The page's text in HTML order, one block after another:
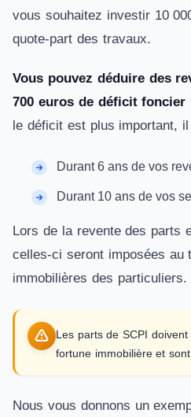
vous souhaitez investir 10
quote-part des travaux.
Vous pouvez déduire des
700 euros de déficit foncier
le déficit est plus important,
Durant 6 ans de vos
Durant 10 ans de vos
Lors de la revente des parts
celles-ci seront imposées au
immobilières des particuliers.
Les parts de SCPI
fortune immobilière et sont
Nous vous donnons un